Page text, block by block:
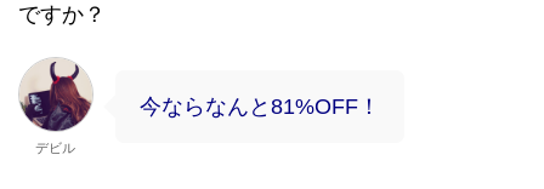
ですか？
デビル
今ならなんと81%OFF！